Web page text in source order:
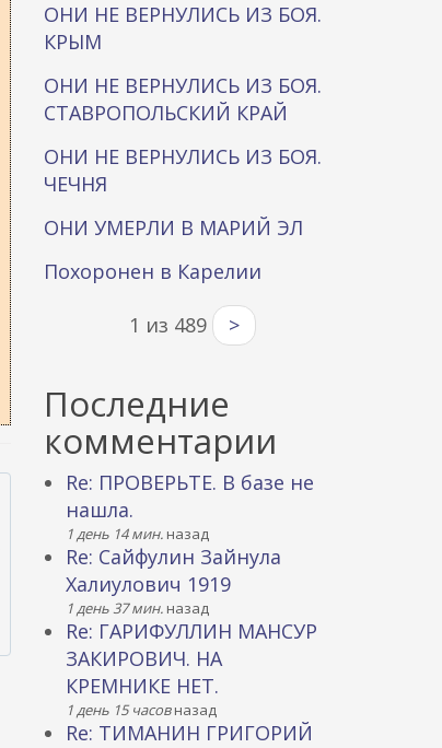
ОНИ НЕ ВЕРНУЛИСЬ ИЗ БОЯ.
КРЫМ
ОНИ НЕ ВЕРНУЛИСЬ ИЗ БОЯ.
СТАВРОПОЛЬСКИЙ КРАЙ
ОНИ НЕ ВЕРНУЛИСЬ ИЗ БОЯ.
ЧЕЧНЯ
ОНИ УМЕРЛИ В МАРИЙ ЭЛ
Похоронен в Карелии
1 из 489 >
Последние
комментарии
Re: ПРОВЕРЬТЕ. В базе не
нашла.
1 день 14 мин.назад
Re: Сайфулин Зайнула
Халиулович 1919
1 день 37 мин.назад
Re: ГАРИФУЛЛИН МАНСУР
ЗАКИРОВИЧ. НА
КРЕМНИКЕ НЕТ.
1 день 15 часовназад
Re: ТИМАНИН ГРИГОРИЙ